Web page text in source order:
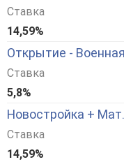
Ставка
14,59%
Открытие -
Ставка
5,8%
Новостройка +
Ставка
14,59%